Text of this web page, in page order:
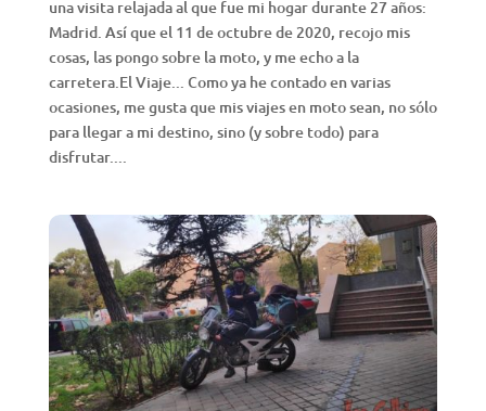
una visita relajada al que fue mi hogar durante 27 años:
Madrid. Así que el 11 de octubre de 2020, recojo mis
cosas, las pongo sobre la moto, y me echo a la
carretera.El Viaje... Como ya he contado en varias
ocasiones, me gusta que mis viajes en moto sean, no sólo
para llegar a mi destino, sino (y sobre todo) para
disfrutar....